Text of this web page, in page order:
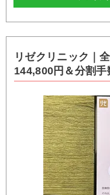
リゼクリニック｜
144,800円＆分割手